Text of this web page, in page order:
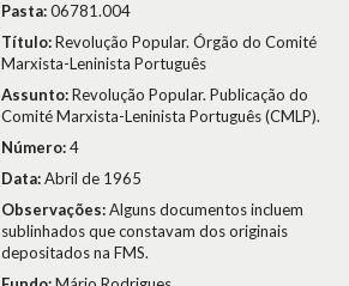
Pasta:06781.004
Título:Revolução Popular. Órgão do Comité
Marxista-Leninista Português
Assunto:Revolução Popular. Publicação do
Comité Marxista-Leninista Português (CMLP).
Número:4
Data:Abril de 1965
Observações:Alguns documentos incluem
sublinhados que constavam dos originais
depositados na FMS.